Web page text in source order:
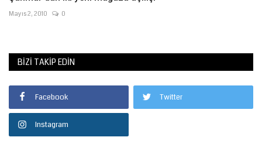
Mayıs 2, 2010 0
BIZI TAKIP EDIN
Facebook Twitter
Instagram